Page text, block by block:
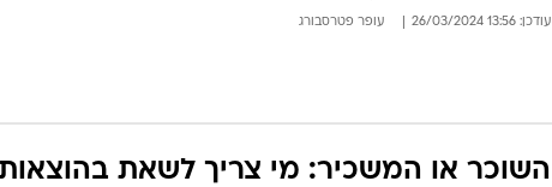
עודכן: 13:56 26/03/2024 עופר פטרסבורג
השוכר או המשכיר: מי צריך לשאת בהוצאות